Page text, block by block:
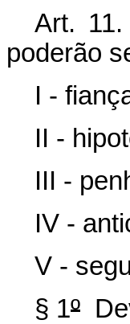
Art.
poderão
I -
II -
III -
IV -
V -
§ 1º